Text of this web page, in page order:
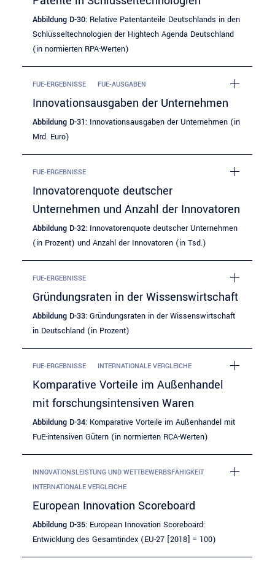
Abbildung D-30: Relative Patentanteile Deutschlands in den
Schlüsseltechnologien der Hightech Agenda Deutschland
(in normierten RPA-Werten)
FUE-ERGEBNISSE FUE-AUSGABEN
Innovationsausgaben der Unternehmen
Abbildung D-31: Innovationsausgaben der Unternehmen (in
Mrd. Euro)
FUE-ERGEBNISSE
Innovatorenquote deutscher
Unternehmen und Anzahl der Innovatoren
Abbildung D-32: Innovatorenquote deutscher Unternehmen
(in Prozent) und Anzahl der Innovatoren (in Tsd.)
FUE-ERGEBNISSE
Gründungsraten in der Wissenswirtschaft
Abbildung D-33: Gründungsraten in der Wissenswirtschaft
in Deutschland (in Prozent)
FUE-ERGEBNISSE INTERNATIONALE VERGLEICHE
Komparative Vorteile im Außenhandel
mit forschungsintensiven Waren
Abbildung D-34: Komparative Vorteile im Außenhandel mit
FuE-intensiven Gütern (in normierten RCA-Werten)
INNOVATIONSLEISTUNG UND WETTBEWERBSFÄHIGKEIT
INTERNATIONALE VERGLEICHE
European Innovation Scoreboard
Abbildung D-35: European Innovation Scoreboard:
Entwicklung des Gesamtindex (EU-27 [2018] = 100)